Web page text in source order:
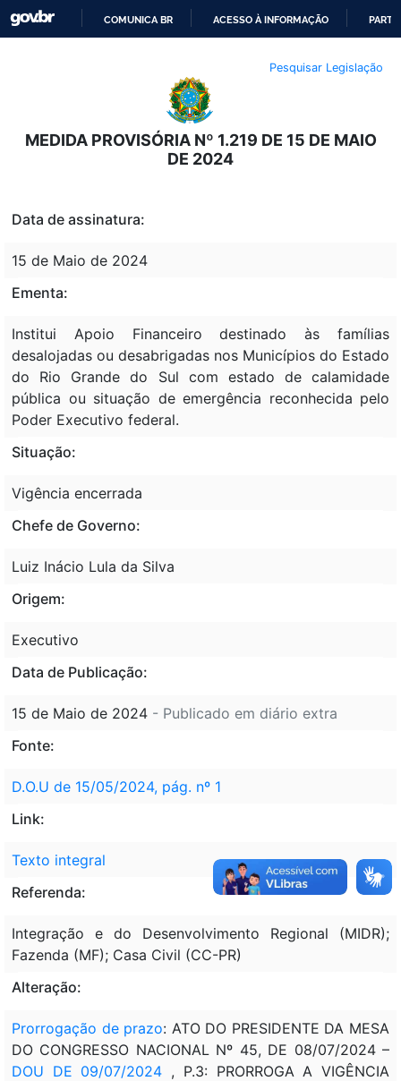
O
CONTEÚDO
COMUNICA BR ACESSO À INFORMAÇÃO
Pesquisar Legislação
MEDIDA PROVISÓRIA Nº 1.219 DE 15 DE MAIO
DE 2024
Data de assinatura:
15 de Maio de 2024
Ementa:
Institui Apoio Financeiro destinado às famílias
desalojadas ou desabrigadas nos Municípios do Estado
do Rio Grande do Sul com estado de calamidade
pública ou situação de emergência reconhecida pelo
Poder Executivo federal.
Situação:
Vigência encerrada
Chefe de Governo:
Luiz Inácio Lula da Silva
Origem:
Executivo
Data de Publicação:
15 de Maio de 2024 - Publicado em diário extra
Fonte:
D.O.U de 15/05/2024, pág. nº 1
Link:
Texto integral
Referenda:
Integração e do Desenvolvimento Regional (MIDR);
Fazenda (MF); Casa Civil (CC-PR)
Alteração:
Prorrogação de prazo: ATO DO PRESIDENTE DA MESA
DO CONGRESSO NACIONAL Nº 45, DE 08/07/2024 –
DOU DE 09/07/2024 , P.3: PRORROGA A VIGÊNCIA